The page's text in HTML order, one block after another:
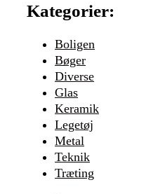
Kategorier:
Boligen
Bøger
Diverse
Glas
Keramik
Legetøj
Metal
Teknik
Træting